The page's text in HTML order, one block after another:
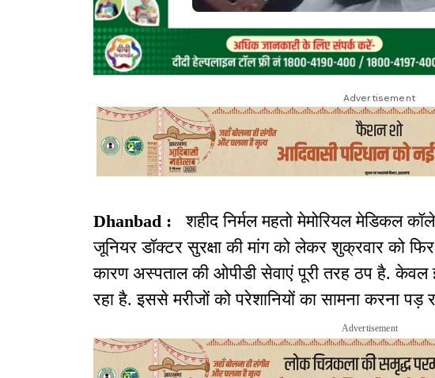
Advertisement
Dhanbad :
शहीद निर्मल महतो मेमोरियल मेडिकल
जूनियर डॉक्टर सुरक्षा की मांग को लेकर शुक्रवार को
कारण अस्पताल की ओपीडी सेवाएं पूरी तरह ठप है. केवल
रहा है. इससे मरीजों को परेशानियों का सामना करना पड़
Advertisement